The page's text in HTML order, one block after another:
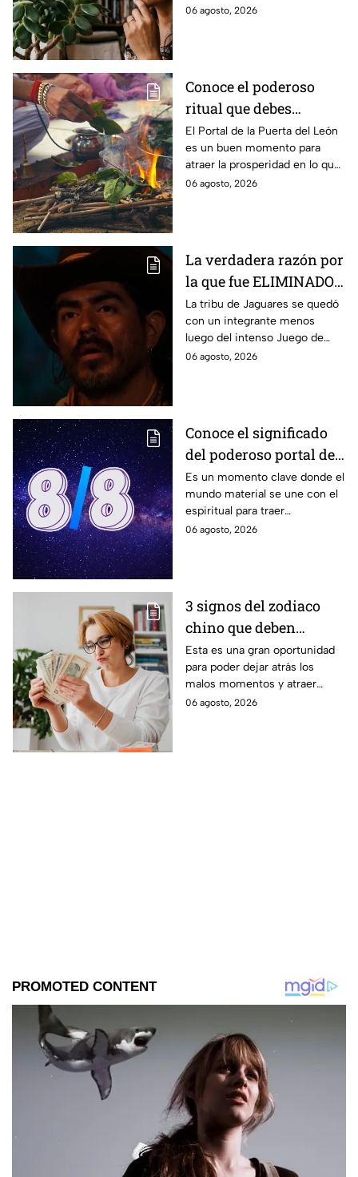
se le dan
06 agosto, 2026
Conoce el poderoso
ritual que debes
realizar en el Portal 8/8
El Portal de la Puerta del León
es un buen momento para
atraer la prosperidad en lo que
queda del año.
06 agosto, 2026
La verdadera razón por
la que fue ELIMINADO
Rey Grupero de
Survivor México La
Reliquia en Llamas
La tribu de Jaguares se quedó
con un integrante menos
luego del intenso Juego de
Extinción disputado el
06 agosto, 2026
Conoce el significado
del poderoso portal de
la Puerta del León 2026
Es un momento clave donde el
mundo material se une con el
espiritual para traer
enseñanzas.
06 agosto, 2026
3 signos del zodiaco
chino que deben
manifestar abundancia
antes del 12 de agosto
Esta es una gran oportunidad
para poder dejar atrás los
malos momentos y atraer
buena energía.
06 agosto, 2026